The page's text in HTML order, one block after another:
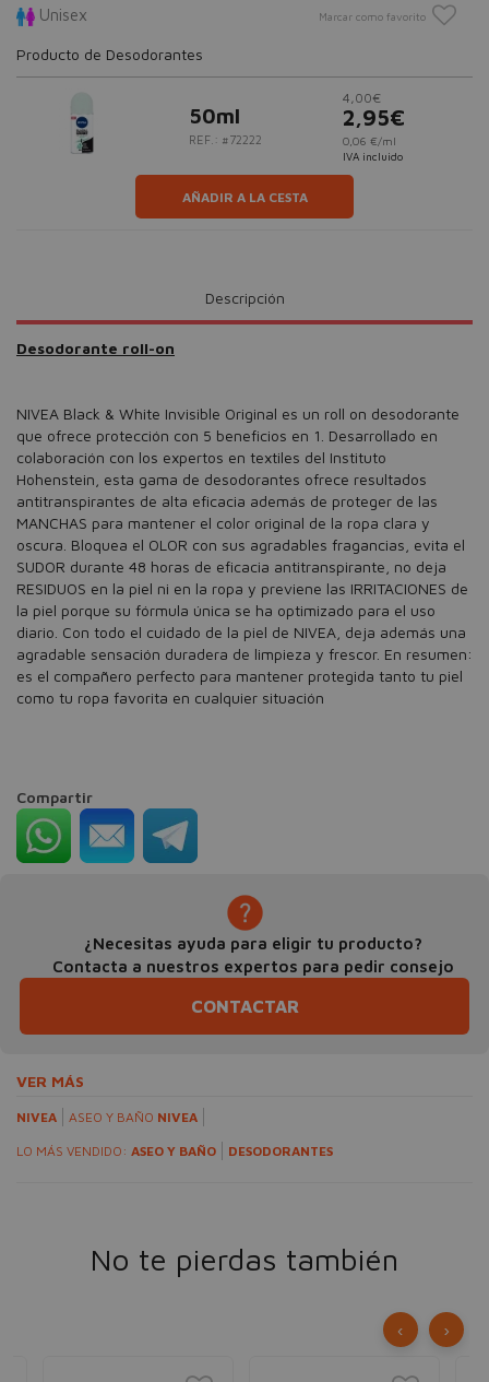
Unisex Marcar como favorito
Producto de Desodorantes
50ml
REF.: #72222
4,00€
2,95€
0,06 €/ml
IVA incluido
AÑADIR A LA CESTA
Descripción
Desodorante roll-on
NIVEA Black & White Invisible Original es un roll on desodorante
que ofrece protección con 5 beneficios en 1. Desarrollado en
colaboración con los expertos en textiles del Instituto
Hohenstein, esta gama de desodorantes ofrece resultados
antitranspirantes de alta eficacia además de proteger de las
MANCHAS para mantener el color original de la ropa clara y
oscura. Bloquea el OLOR con sus agradables fragancias, evita el
SUDOR durante 48 horas de eficacia antitranspirante, no deja
RESIDUOS en la piel ni en la ropa y previene las IRRITACIONES de
la piel porque su fórmula única se ha optimizado para el uso
diario. Con todo el cuidado de la piel de NIVEA, deja además una
agradable sensación duradera de limpieza y frescor. En resumen:
es el compañero perfecto para mantener protegida tanto tu piel
como tu ropa favorita en cualquier situación
Compartir
¿Necesitas ayuda para eligir tu producto?
Contacta a nuestros expertos para pedir consejo
CONTACTAR
VER MÁS
NIVEA ASEO Y BAÑO NIVEA
LO MÁS VENDIDO: ASEO Y BAÑO DESODORANTES
No te pierdas también
‹ ›